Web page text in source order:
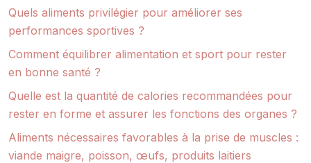
Quels aliments privilégier pour améliorer ses
performances sportives ?
Comment équilibrer alimentation et sport pour rester
en bonne santé ?
Quelle est la quantité de calories recommandées pour
rester en forme et assurer les fonctions des organes ?
Aliments nécessaires favorables à la prise de muscles :
viande maigre, poisson, œufs, produits laitiers